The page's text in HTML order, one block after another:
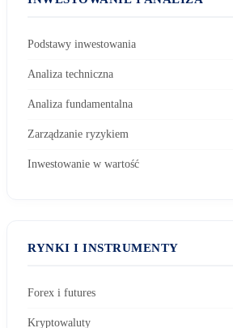
Podstawy inwestowania
Analiza techniczna
Analiza fundamentalna
Zarządzanie ryzykiem
Inwestowanie w wartość
RYNKI I INSTRUMENTY
Forex i futures
Kryptowaluty